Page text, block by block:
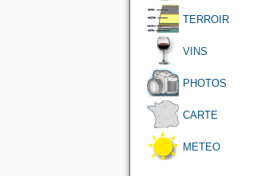
TERROIR
VINS
PHOTOS
CARTE
METEO